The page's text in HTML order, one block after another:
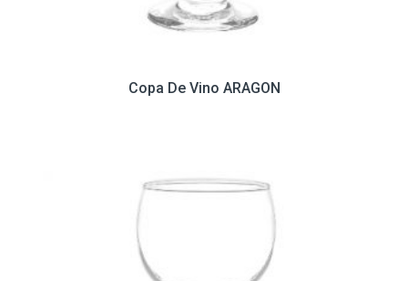
Copa De Vino ARAGON